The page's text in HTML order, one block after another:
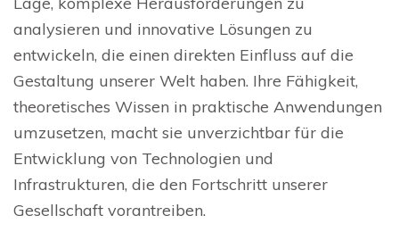
analysieren und innovative Lösungen zu
entwickeln, die einen direkten Einfluss auf die
Gestaltung unserer Welt haben. Ihre Fähigkeit,
theoretisches Wissen in praktische Anwendungen
umzusetzen, macht sie unverzichtbar für die
Entwicklung von Technologien und
Infrastrukturen, die den Fortschritt unserer
Gesellschaft vorantreiben.